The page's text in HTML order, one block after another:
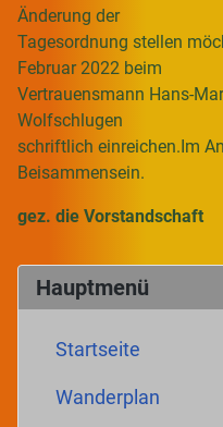
Hauptmenü
Startseite
Wanderplan
Änderung der
Tagesordnung stellen
Februar 2022 beim
Vertrauensmann Hans-
Wolfschlugen
schriftlich einreichen.Im
Beisammensein.
gez. die Vorstandschaft